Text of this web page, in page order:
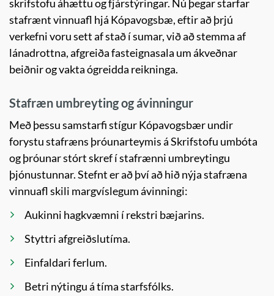
skrifstofu áhættu og fjárstýringar. Nú þegar starfar
stafrænt vinnuafl hjá Kópavogsbæ, eftir að þrjú
verkefni voru sett af stað í sumar, við að stemma af
lánadrottna, afgreiða fasteignasala um ákveðnar
beiðnir og vakta ógreidda reikninga.
Stafræn umbreyting og ávinningur
Með þessu samstarfi stígur Kópavogsbær undir
forystu stafræns þróunarteymis á Skrifstofu umbóta
og þróunar stórt skref í stafrænni umbreytingu
þjónustunnar. Stefnt er að því að hið nýja stafræna
vinnuafl skili margvíslegum ávinningi:
Aukinni hagkvæmni í rekstri bæjarins.
Styttri afgreiðslutíma.
Einfaldari ferlum.
Betri nýtingu á tíma starfsfólks.